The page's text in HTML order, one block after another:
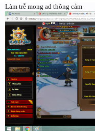
Làm trễ mong ad thông cảm